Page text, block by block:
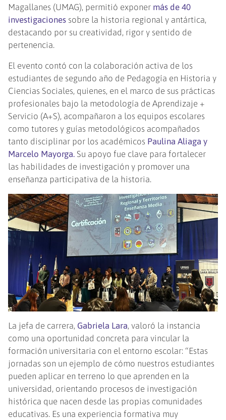
Magallanes (UMAG), permitió exponer más de 40
investigaciones sobre la historia regional y antártica,
destacando por su creatividad, rigor y sentido de
pertenencia.
El evento contó con la colaboración activa de los
estudiantes de segundo año de Pedagogía en Historia y
Ciencias Sociales, quienes, en el marco de sus prácticas
profesionales bajo la metodología de Aprendizaje +
Servicio (A+S), acompañaron a los equipos escolares
como tutores y guías metodológicos acompañados
tanto disciplinar por los académicos Paulina Aliaga y
Marcelo Mayorga. Su apoyo fue clave para fortalecer
las habilidades de investigación y promover una
enseñanza participativa de la historia.
La jefa de carrera, Gabriela Lara, valoró la instancia
como una oportunidad concreta para vincular la
formación universitaria con el entorno escolar: “Estas
jornadas son un ejemplo de cómo nuestros estudiantes
pueden aplicar en terreno lo que aprenden en la
universidad, orientando procesos de investigación
histórica que nacen desde las propias comunidades
educativas. Es una experiencia formativa muy